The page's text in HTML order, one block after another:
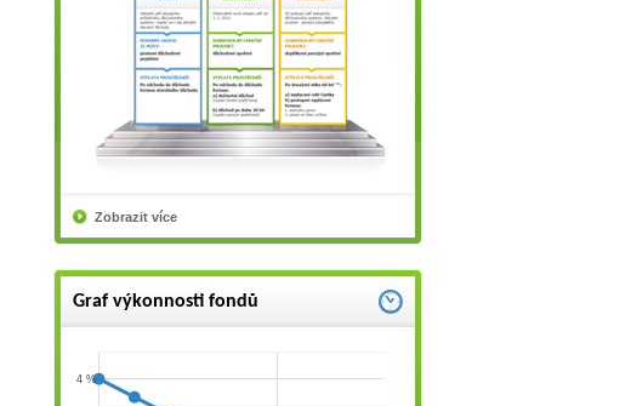
Zobrazit více
Graf výkonnosti fondů
4 %